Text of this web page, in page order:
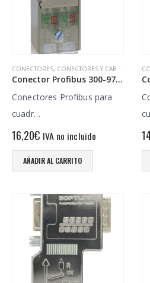
CONECTORES, CONECTORES Y CABLES
Conector Profibus 300-972-BB2000
Conectores Profibus para
cuadr…
16,20€ IVA no incluido
AÑADIR AL CARRITO